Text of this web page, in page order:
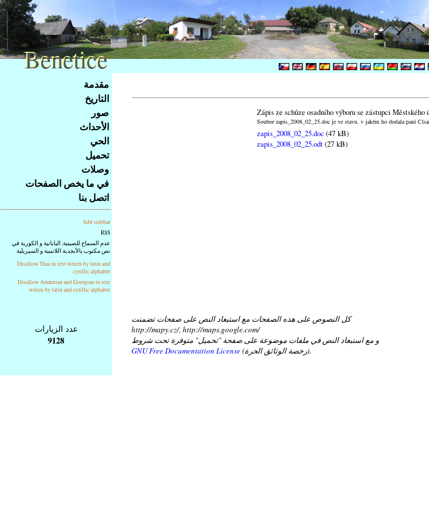
základní
strana
مقدمة
التاريخ
صور
الأحداث
الحي
تحميل
وصلات
في ما يخص الصفحات
اتصل بنا
Add sidebar
RSS
عدم السماح للصينية, اليابانية و الكورية في
نص مكتوب بالأبجدية اللاتينية و السيريلية
Disallow Thai in text writen by latin and
cyrillic alphabet
Disallow Armenian and Georgian in text
writen by latin and cyrillic alphabet
Zápis ze schůze osadního výboru se zástupci Městského
Soubor zapis_2008_02_25.doc je ve stavu, v jakém ho dodala paní
zapis_2008_02_25.doc (47 kB)
zapis_2008_02_25.odt(27 kB)
عدد الزيارات
9128
كل النصوص على هذه الصفحات مع استبعاد النص على صفحات تضمنت
http://mapy.cz/, http://maps.google.com/
و مع استبعاد النص في ملفات موضوعة على صفحة "تحميل" متوفرة تحت شروط
GNU Free Documentation License
(رخصة الوثائق الحرة).
Benetice
Benetice